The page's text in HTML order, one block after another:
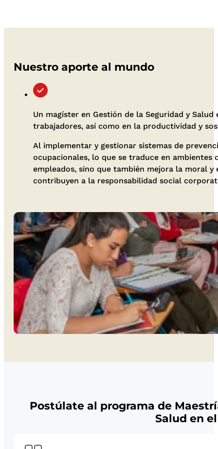
Nuestro aporte al mundo
Un magíster en Gestión de la Seguridad y
trabajadores, así como en la productividad y
Al implementar y gestionar sistemas de
ocupacionales, lo que se traduce en
empleados, sino que también mejora la moral
contribuyen a la responsabilidad social
Postúlate al programa de
Salud en